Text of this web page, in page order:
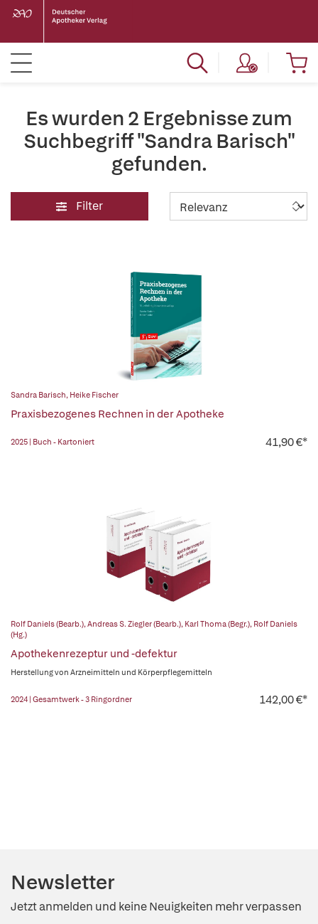
Es wurden 2 Ergebnisse zum
Suchbegriff "Sandra Barisch"
gefunden.
Filter
Sandra Barisch, Heike Fischer
Praxisbezogenes Rechnen in der Apotheke
2025 | Buch - Kartoniert 41,90 €*
Rolf Daniels (Bearb.),Andreas S. Ziegler (Bearb.), Karl Thoma (Begr.), Rolf Daniels
(Hg.)
Apothekenrezeptur und -defektur
Herstellung von Arzneimitteln und Körperpflegemitteln
2024 | Gesamtwerk - 3 Ringordner 142,00 €*
Newsletter
Jetzt anmelden und keine Neuigkeiten mehr verpassen